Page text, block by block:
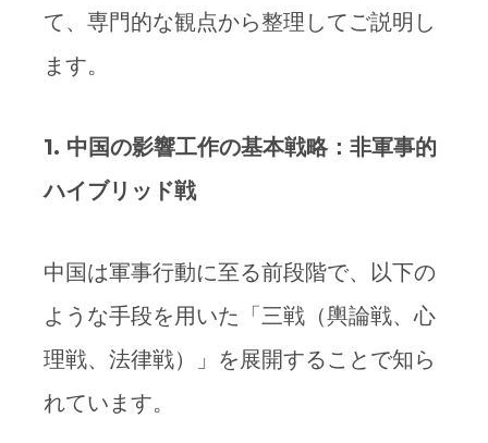
て、専門的な観点から整理してご説明し
ます。
1. 中国の影響工作の基本戦略：非軍事的
ハイブリッド戦
中国は軍事行動に至る前段階で、以下の
ような手段を用いた「三戦（輿論戦、心
理戦、法律戦）」を展開することで知ら
れています。